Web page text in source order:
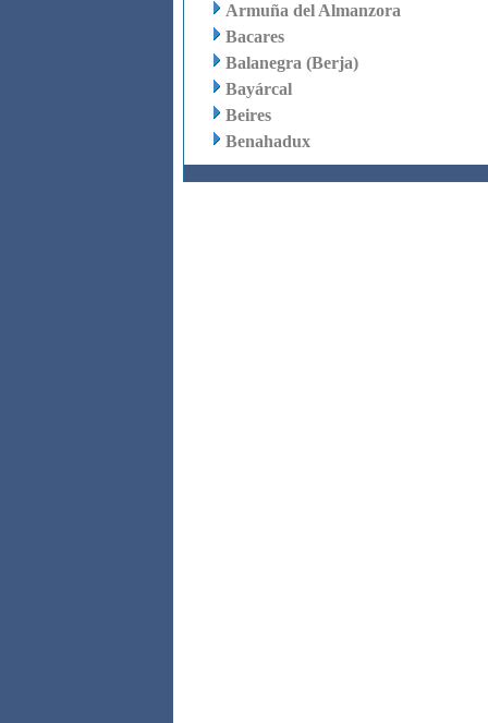
Armuña del Almanzora
Bacares
Balanegra (Berja)
Bayárcal
Beires
Benahadux